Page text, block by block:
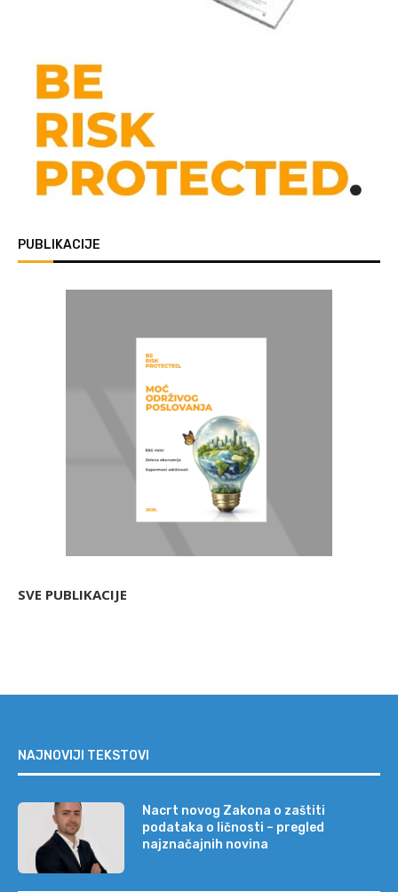
PUBLIKACIJE
SVE PUBLIKACIJE
NAJNOVIJI TEKSTOVI
Nacrt novog Zakona o zaštiti
podataka o ličnosti – pregled
najznačajnih novina